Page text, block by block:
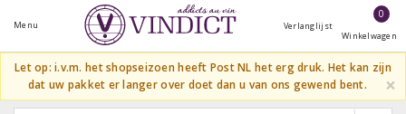
Menu Verlanglijst
0
Winkelwagen
Let op: i.v.m. het shopseizoen heeft Post NL het erg druk. Het kan zijn
dat uw pakket er langer over doet dan u van ons gewend bent.
×